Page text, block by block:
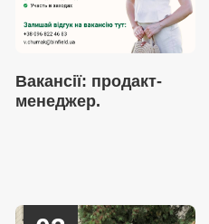
Вакансії: продакт-
менеджер.